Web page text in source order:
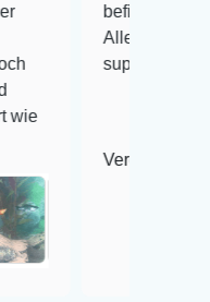
befinden der Fische
Alles ist quick lebendig
super Zustand. Gerne
Veröffentlicht auf Google